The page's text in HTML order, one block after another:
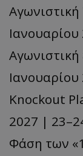
Ιανουαρίου
Ιανουαρίου
Knockout
2027 |
Φάση των